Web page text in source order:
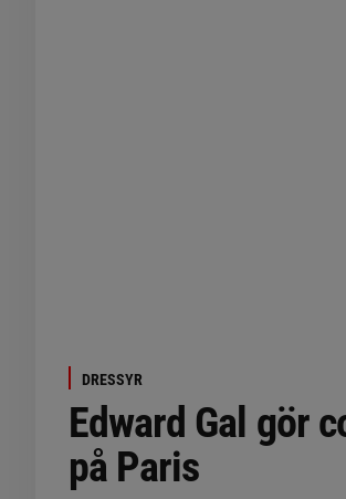
DRESSYR
Edward Gal gör
på Paris